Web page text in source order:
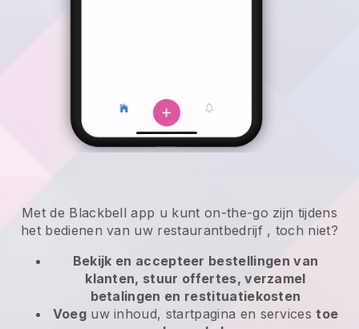
Met de Blackbell app u kunt on-the-go zijn tijdens
het bedienen van uw restaurantbedrijf, toch niet?
Bekijk en accepteer bestellingen van
klanten, stuur offertes, verzamel
betalingen en restituatiekosten
Voeguw inhoud, startpagina en servicestoe